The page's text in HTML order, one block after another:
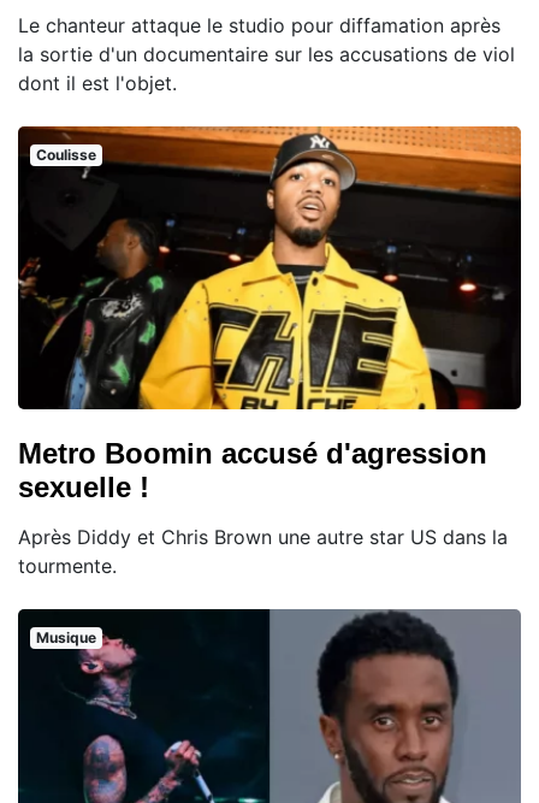
Le chanteur attaque le studio pour diffamation après
la sortie d'un documentaire sur les accusations de viol
dont il est l'objet.
Coulisse
Metro Boomin accusé d'agression
sexuelle !
Après Diddy et Chris Brown une autre star US dans la
tourmente.
Musique